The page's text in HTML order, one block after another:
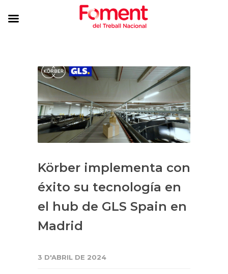
Körber implementa con
éxito su tecnología en
el hub de GLS Spain en
Madrid
3 D'ABRIL DE 2024